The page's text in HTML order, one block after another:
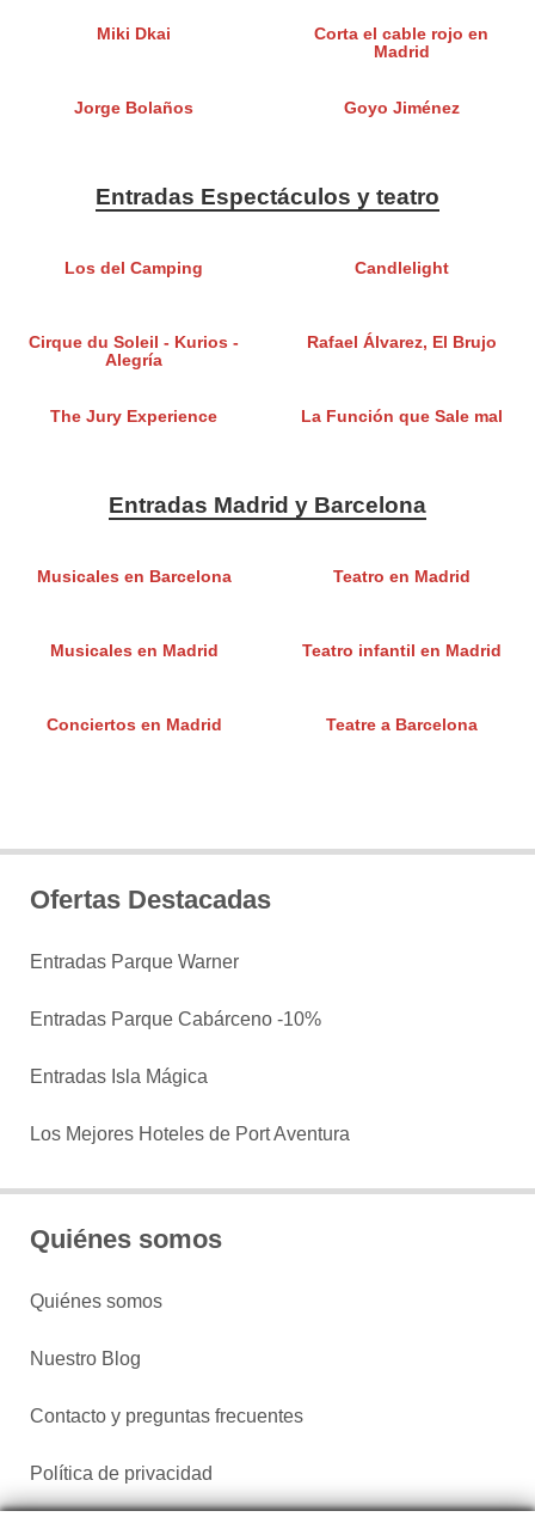
Miki Dkai
Corta el cable rojo en
Madrid
Jorge Bolaños Goyo Jiménez
Entradas Espectáculos y teatro
Los del Camping Candlelight
Cirque du Soleil - Kurios -
Alegría
Rafael Álvarez, El Brujo
The Jury Experience La Función que Sale mal
Entradas Madrid y Barcelona
Musicales en Barcelona Teatro en Madrid
Musicales en Madrid Teatro infantil en Madrid
Conciertos en Madrid Teatre a Barcelona
Ofertas Destacadas
Entradas Parque Warner
Entradas Parque Cabárceno -10%
Entradas Isla Mágica
Los Mejores Hoteles de Port Aventura
Quiénes somos
Quiénes somos
Nuestro Blog
Contacto y preguntas frecuentes
Política de privacidad